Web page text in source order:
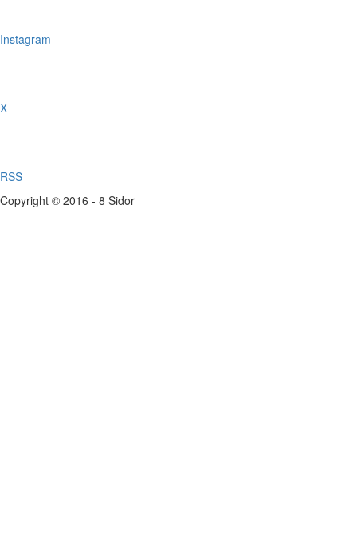
Instagram
X
RSS
Copyright © 2016 - 8 Sidor